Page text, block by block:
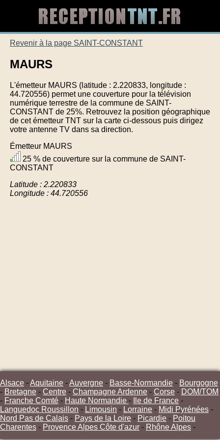
Revenir à la page SAINT-CONSTANT
MAURS
L'émetteur MAURS (latitude : 2.220833, longitude :
44.720556) permet une couverture pour la télévision
numérique terrestre de la commune de SAINT-
CONSTANT de 25%. Retrouvez la position géographique
de cet émetteur TNT sur la carte ci-dessous puis dirigez
votre antenne TV dans sa direction.
Émetteur MAURS
25 % de couverture sur la commune de SAINT-
CONSTANT
Latitude : 2.220833
Longitude : 44.720556
Alsace -Aquitaine -Auvergne - Basse-Normandie - Bourgogne
- Bretagne - Centre - Champagne Ardenne - Corse - DOM/TOM
- Franche Comté - Haute Normandie - Ile de France -
Languedoc Roussillon - Limousin - Lorraine - Midi Pyrénées -
Nord Pas de Calais - Pays de la Loire - Picardie - Poitou
Charentes - Provence Alpes Côte d'azur - Rhône Alpes -